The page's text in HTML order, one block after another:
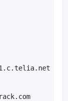
0.0%
10.0%
0.0%
20.0%
0.0%
30.0%
0.0%